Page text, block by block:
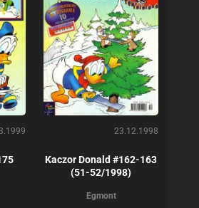
23.12.1998
Kaczor Donald #162-163
(51-52/1998)
Egmont